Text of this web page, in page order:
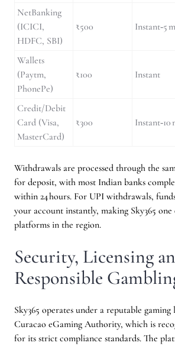
NetBanking
(ICICI,
HDFC, SBI)
₹500 Instant‑5
Wallets
(Paytm,
PhonePe)
₹100 Instant
Credit/Debit
Card (Visa,
MasterCard)
₹300 Instant‑10
Withdrawals are processed through the
for deposit, with most Indian banks
within 24 hours. For UPI withdrawals,
your account instantly, making Sky365
platforms in the region.
Security, Licensing
Responsible
Sky365 operates under a reputable
Curacao eGaming Authority, which is
for its strict compliance standards. The